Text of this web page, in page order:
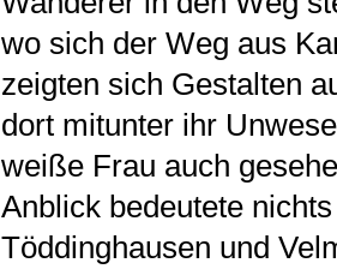
wo sich der Weg aus
zeigten sich Gestalten
dort mitunter ihr
weiße Frau auch
Anblick bedeutete
Töddinghausen und